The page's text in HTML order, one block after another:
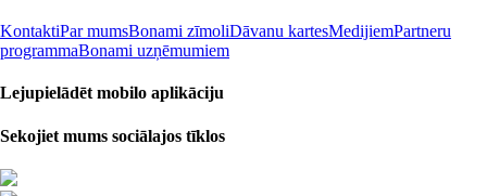
KontaktiPar mumsBonami zīmoliDāvanu kartesMedijiemPartneru
programmaBonami uzņēmumiem
Lejupielādēt mobilo aplikāciju
Sekojiet mums sociālajos tīklos